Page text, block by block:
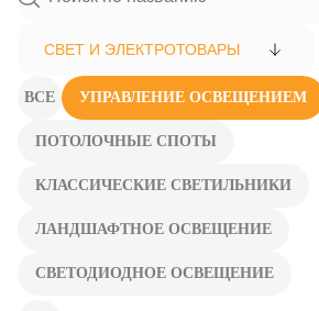
СВЕТ И ЭЛЕКТРОТОВАРЫ
ВСЕ УПРАВЛЕНИЕ ОСВЕЩЕНИЕМ
ПОТОЛОЧНЫЕ СПОТЫ
КЛАССИЧЕСКИЕ СВЕТИЛЬНИКИ
ЛАНДШАФТНОЕ ОСВЕЩЕНИЕ
СВЕТОДИОДНОЕ ОСВЕЩЕНИЕ